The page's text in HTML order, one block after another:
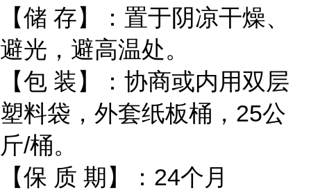
【储 存】：置于阴凉干燥、
避光，避高温处。
【包 装】：协商或内用双层
塑料袋，外套纸板桶，25公
斤/桶。
【保 质 期】：24个月